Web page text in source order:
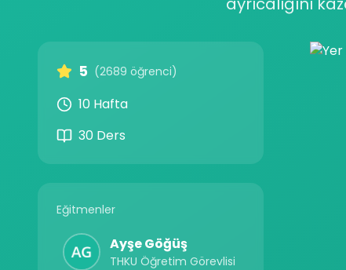
5 (2689 öğrenci)
10 Hafta
30 Ders
Eğitmenler
Ayşe Göğüş
THKU Öğretim Görevlisi